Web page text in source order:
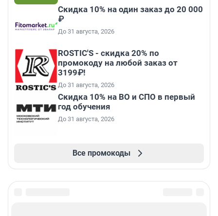
Скидка 10% на один заказ до 20 000
₽
До 31 августа, 2026
ROSTIC'S - скидка 20% по
промокоду на любой заказ от
3199₽!
До 31 августа, 2026
Скидка 10% на ВО и СПО в первый
год обучения
До 31 августа, 2026
Все промокоды